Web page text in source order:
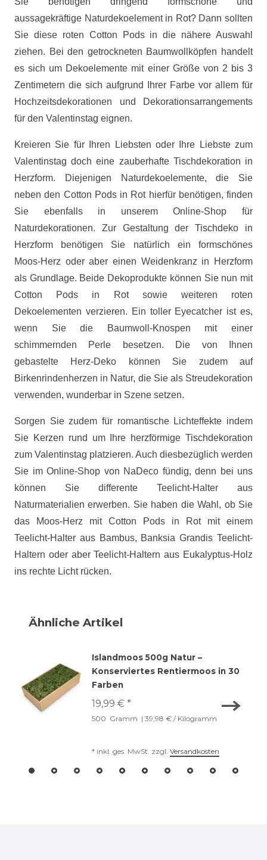
aussagekräftige Naturdekoelement in Rot? Dann sollten
Sie diese roten Cotton Pods in die nähere Auswahl
ziehen. Bei den getrockneten Baumwollköpfen handelt
es sich um Dekoelemente mit einer Größe von 2 bis 3
Zentimetern die sich aufgrund Ihrer Farbe vor allem für
Hochzeitsdekorationen und Dekorationsarrangements
für den Valentinstag eignen.
Kreieren Sie für Ihren Liebsten oder Ihre Liebste zum
Valentinstag doch eine zauberhafte Tischdekoration in
Herzform. Diejenigen Naturdekoelemente, die Sie
neben den Cotton Pods in Rot hierfür benötigen, finden
Sie ebenfalls in unserem Online-Shop für
Naturdekorationen. Zur Gestaltung der Tischdeko in
Herzform benötigen Sie natürlich ein formschönes
Moos-Herz oder aber einen Weidenkranz in Herzform
als Grundlage. Beide Dekoprodukte können Sie nun mit
Cotton Pods in Rot sowie weiteren roten
Dekoelementen verzieren. Ein toller Eyecatcher ist es,
wenn Sie die Baumwoll-Knospen mit einer
schimmernden Perle besetzen. Die von Ihnen
gebastelte Herz-Deko können Sie zudem auf
Birkenrindenherzen in Natur, die Sie als Streudekoration
verwenden, wunderbar in Szene setzen.
Sorgen Sie zudem für romantische Lichteffekte indem
Sie Kerzen rund um Ihre herzförmige Tischdekoration
zum Valentinstag platzieren. Auch diesbezüglich werden
Sie im Online-Shop von NaDeco fündig, denn bei uns
können Sie differente Teelicht-Halter aus
Naturmaterialien erwerben. Sie haben die Wahl, ob Sie
das Moos-Herz mit Cotton Pods in Rot mit einem
Teelicht-Halter aus Bambus, Banksia Grandis Teelicht-
Haltern oder aber Teelicht-Haltern aus Eukalyptus-Holz
ins rechte Licht rücken.
Ähnliche Artikel
Islandmoos 500g Natur –
Konserviertes Rentiermoos in 30
Farben
19,99 € *
500 Gramm | 39,98 € / Kilogramm
* inkl. ges. MwSt. zzgl. Versandkosten